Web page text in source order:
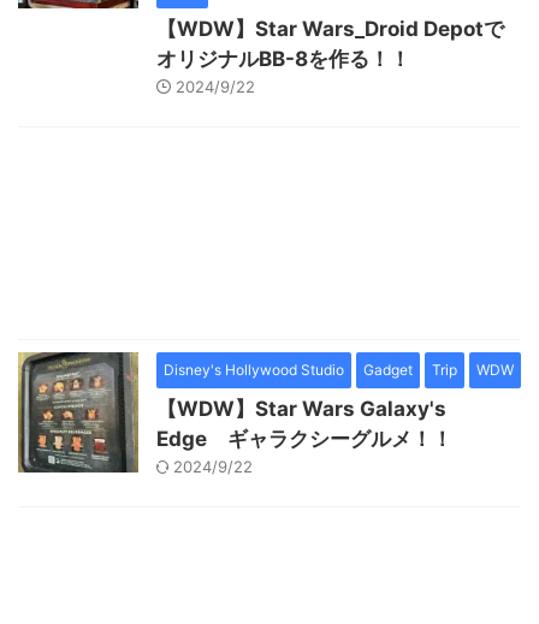
【WDW】Star Wars_Droid Depotで
オリジナルBB-8を作る！！
2024/9/22
Disney's Hollywood Studio Gadget Trip WDW
【WDW】Star Wars Galaxy's
Edge ギャラクシーグルメ！！
2024/9/22